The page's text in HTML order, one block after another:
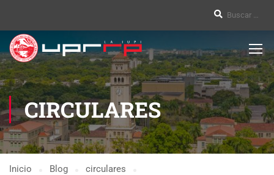
CIRCULARES
Inicio Blog
circulares